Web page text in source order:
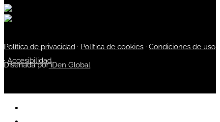
Política de privacidad · Política de cookies · Condiciones de uso
·Accesibilidad
Diseñada poriDen Global